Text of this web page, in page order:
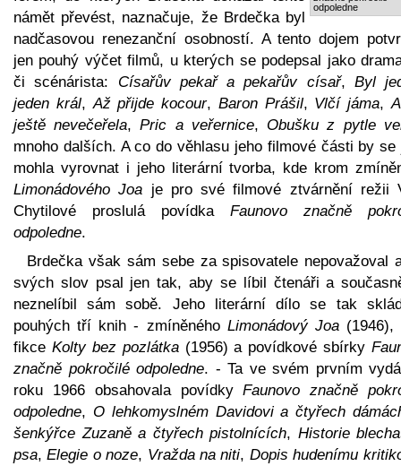
odpoledne
námět převést, naznačuje, že Brdečka byl
nadčasovou renezanční osobností. A tento dojem
jen pouhý výčet filmů, u kterých se podepsal jako
či scénárista: Císařův pekař a pekařův císař, Byl
jeden král, Až přijde kocour, Baron Prášil, Vlčí jáma,
ještě nevečeřela,Pric a veřernice, Obušku z pytle
mnoho dalších. A co do věhlasu jeho filmové části by se
mohla vyrovnat i jeho literární tvorba, kde krom
Limonádového Joa je pro své filmové ztvárnění režii
Chytilové proslulá povídka Faunovo značně
odpoledne.
Brdečka však sám sebe za spisovatele nepovažoval
svých slov psal jen tak, aby se líbil čtenáři a
neznelíbil sám sobě. Jeho literární dílo se tak
pouhých tří knih - zmíněného Limonádový Joa(1946),
fikce Kolty bez pozlátka(1956) a povídkové sbírky
značně pokročilé odpoledne. - Ta ve svém prvním
roku 1966 obsahovala povídkyFaunovo značně
odpoledne, O lehkomyslném Davidovi a čtyřech
šenkýřce Zuzaně a čtyřech pistolnících, Historie
psa,Elegie o noze, Vražda na niti, Dopis hudenímu